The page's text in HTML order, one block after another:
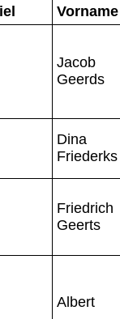
Vorname
Jacob
Geerds
Dina
Friederks
Friedrich
Geerts
Albert